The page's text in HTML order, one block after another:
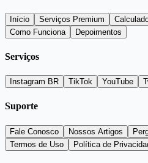
Início Serviços Premium
Como Funciona
Depoimentos
Serviços
Instagram BR TikTok YouTube
Suporte
Fale Conosco Nossos Artigos
Termos de Uso
Política de